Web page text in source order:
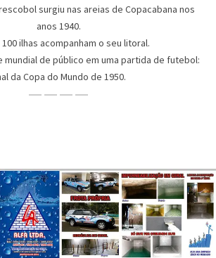
surgiu nas areias de Copacabana nos
anos 1940.
ilhas acompanham o seu litoral.
mundial de público em uma partida de futebol:
da Copa do Mundo de 1950.